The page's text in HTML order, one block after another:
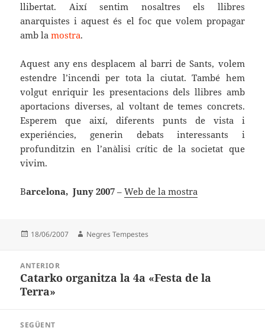
llibertat. Així sentim nosaltres els llibres
anarquistes i aquest és el foc que volem propagar
amb lamostra.
Aquest any ens desplacem al barri de Sants, volem
estendre l’incendi per tota la ciutat. També hem
volgut enriquir les presentacions dels llibres amb
aportacions diverses, al voltant de temes concrets.
Esperem que així, diferents punts de vista i
experiéncies, generin debats interessants i
profunditzin en l’anàlisi crític de la societat que
vivim.
Barcelona, Juny 2007 –Web de la mostra
Publicat
18/06/2007 Autor
Negres Tempestes
d'entrades
ANTERIOR
Entrada
anterior:
Catarko organitza la 4a «Festa de la
Terra»
SEGÜENT